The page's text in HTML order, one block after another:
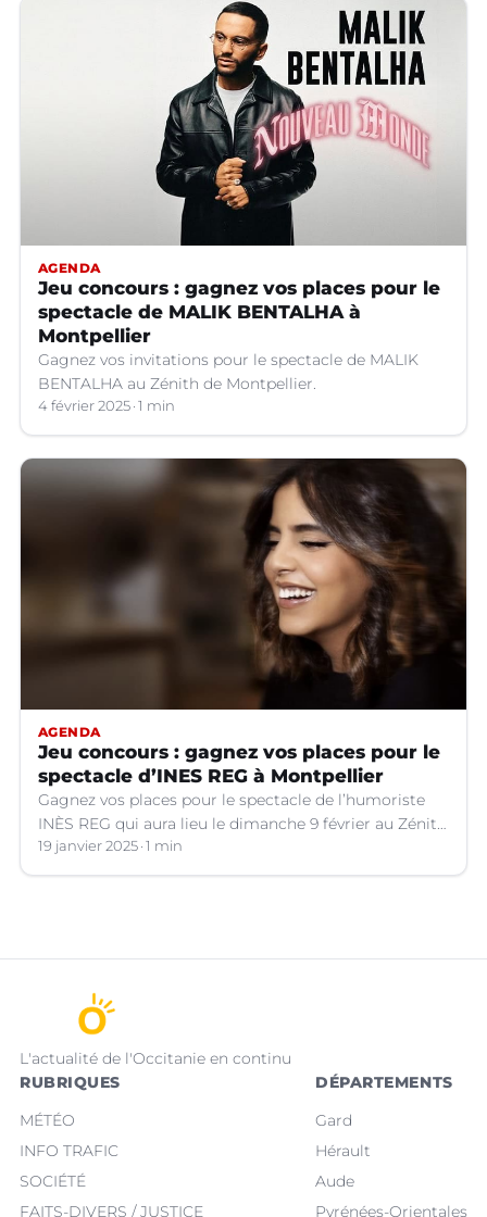
AGENDA
Jeu concours : gagnez vos places pour le
spectacle de MALIK BENTALHA à
Montpellier
Gagnez vos invitations pour le spectacle de MALIK
BENTALHA au Zénith de Montpellier.
4 février 2025 1 min
AGENDA
Jeu concours : gagnez vos places pour le
spectacle d’INES REG à Montpellier
Gagnez vos places pour le spectacle de l’humoriste
INÈS REG qui aura lieu le dimanche 9 février au Zénith
de Montpellier !
19 janvier 2025 1 min
L'actualité de l'Occitanie en continu
RUBRIQUES
MÉTÉO
INFO TRAFIC
SOCIÉTÉ
FAITS-DIVERS / JUSTICE
DÉPARTEMENTS
Gard
Hérault
Aude
Pyrénées-Orientales